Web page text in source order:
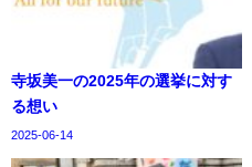
寺坂美一の2025年の選挙に対す
る想い
2025-06-14